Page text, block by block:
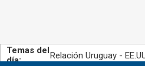
Temas del
día:
Relación Uruguay -